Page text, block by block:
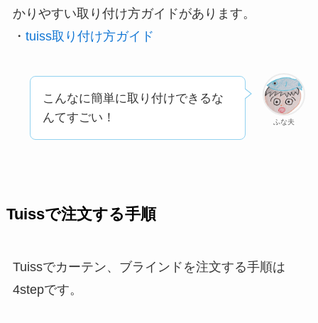
かりやすい取り付け方ガイドがあります。
・ tuiss取り付け方ガイド
ふな夫
こんなに簡単に取り付けできるな
んてすごい！
Tuissで注文する手順
Tuissでカーテン、ブラインドを注文する手順は
4stepです。